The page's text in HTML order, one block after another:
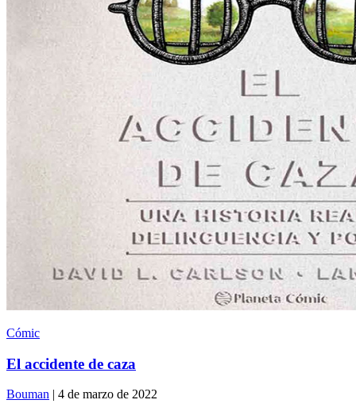
Cómic
El accidente de caza
Bouman | 4 de marzo de 2022